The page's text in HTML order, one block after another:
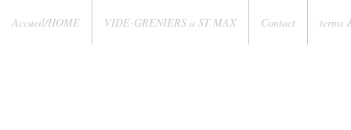
Accueil/HOME VIDE-GRENIERS a ST MAX Contact terms